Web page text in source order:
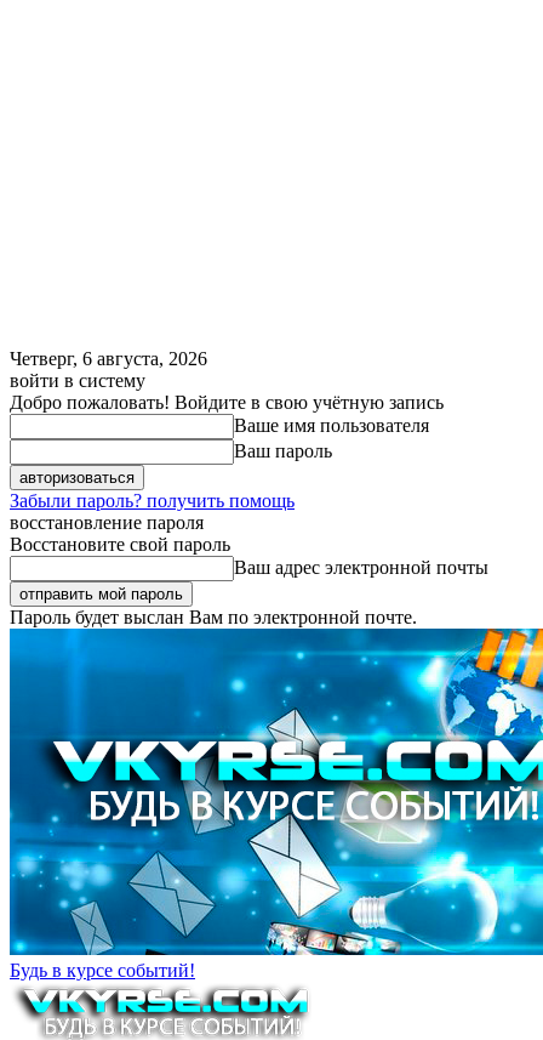
Четверг, 6 августа, 2026
войти в систему
Добро пожаловать! Войдите в свою учётную запись
Ваше имя пользователя
Ваш пароль
Забыли пароль? получить помощь
восстановление пароля
Восстановите свой пароль
Ваш адрес электронной почты
Пароль будет выслан Вам по электронной почте.
Будь в курсе событий!